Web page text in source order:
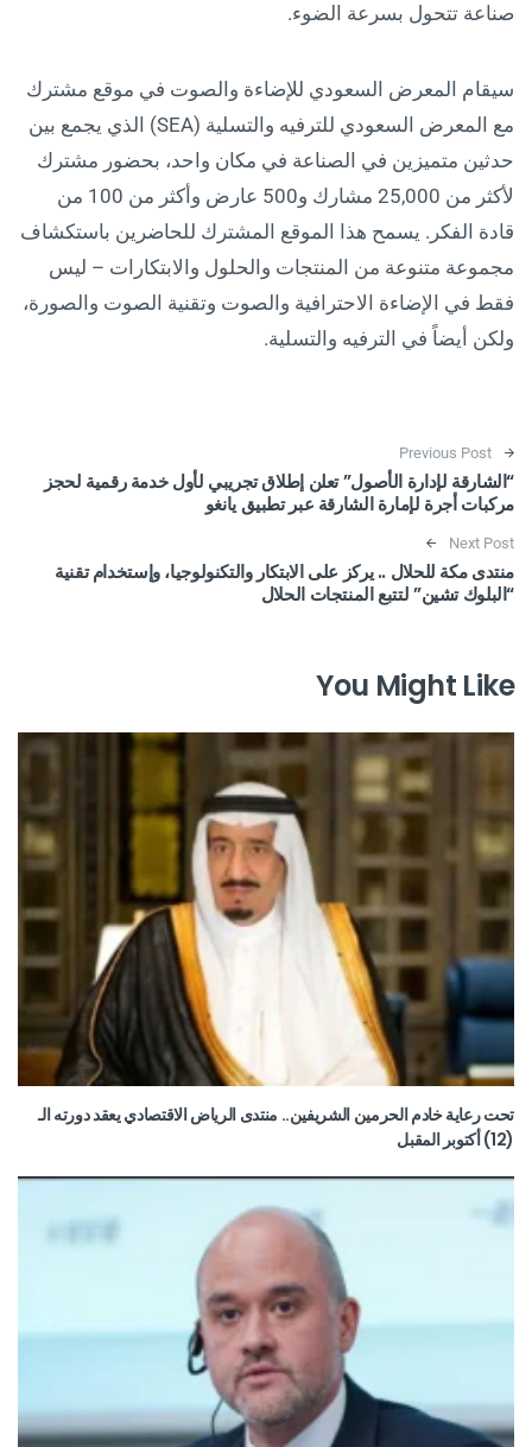
صناعة تتحول بسرعة الضوء.
سيقام المعرض السعودي للإضاءة والصوت في موقع مشترك
مع المعرض السعودي للترفيه والتسلية (SEA) الذي يجمع بين
حدثين متميزين في الصناعة في مكان واحد، بحضور مشترك
لأكثر من 25,000 مشارك و500 عارض وأكثر من 100 من
قادة الفكر. يسمح هذا الموقع المشترك للحاضرين باستكشاف
مجموعة متنوعة من المنتجات والحلول والابتكارات – ليس
فقط في الإضاءة الاحترافية والصوت وتقنية الصوت والصورة،
ولكن أيضاً في الترفيه والتسلية.
Post navigation
Previous Post
“الشارقة لإدارة الأصول” تعلن إطلاق تجريبي لأول خدمة رقمية لحجز
مركبات أجرة لإمارة الشارقة عبر تطبيق يانغو
Next Post
منتدى مكة للحلال .. يركز على الابتكار والتكنولوجيا، وإستخدام تقنية
“البلوك تشين” لتتبع المنتجات الحلال
You Might Like
تحت رعاية خادم الحرمين الشريفين.. منتدى الرياض الاقتصادي يعقد دورته الـ
(12) أكتوبر المقبل